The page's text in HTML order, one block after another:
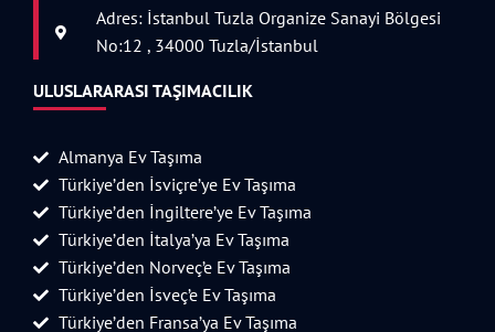
Adres: İstanbul Tuzla Organize Sanayi Bölgesi
No:12 , 34000 Tuzla/İstanbul
ULUSLARARASI TAŞIMACILIK
Almanya Ev Taşıma
Türkiye’den İsviçre’ye Ev Taşıma
Türkiye’den İngiltere’ye Ev Taşıma
Türkiye’den İtalya’ya Ev Taşıma
Türkiye’den Norveç’e Ev Taşıma
Türkiye’den İsveç’e Ev Taşıma
Türkiye’den Fransa’ya Ev Taşıma